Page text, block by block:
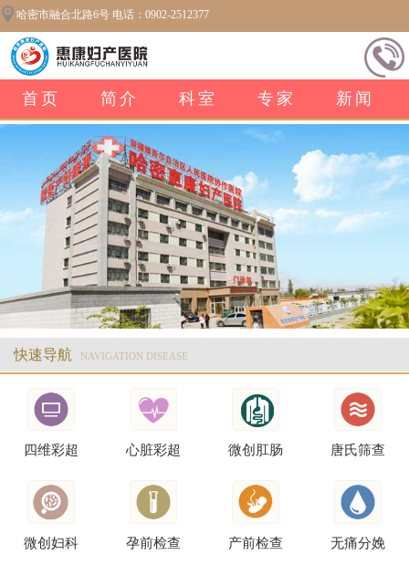
哈密市融合北路6号 电话：0902-2512377
首页 简介 科室 专家 新闻
快速导航 NAVIGATION DISEASE
四维彩超 心脏彩超 微创肛肠 唐氏筛查
微创妇科 孕前检查 产前检查 无痛分娩